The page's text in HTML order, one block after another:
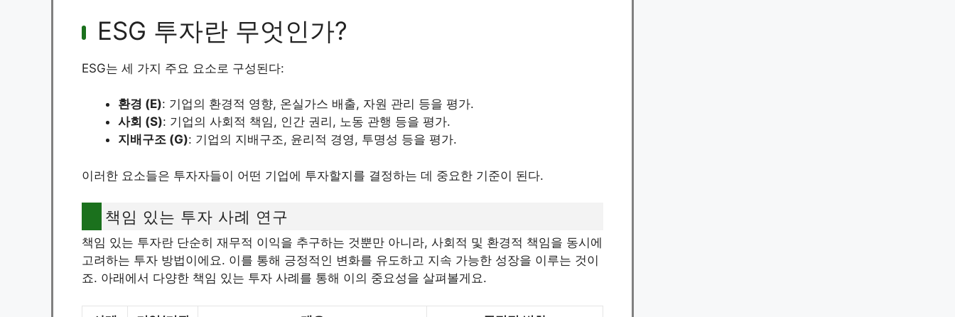
ESG 투자란 무엇인가?
ESG는 세 가지 주요 요소로 구성된다:
환경 (E): 기업의 환경적 영향, 온실가스 배출, 자원 관리 등을 평가.
사회 (S): 기업의 사회적 책임, 인간 권리, 노동 관행 등을 평가.
지배구조 (G): 기업의 지배구조, 윤리적 경영, 투명성 등을 평가.
이러한 요소들은 투자자들이 어떤 기업에 투자할지를 결정하는 데 중요한 기준이 된다.
책임 있는 투자 사례 연구
책임 있는 투자란 단순히 재무적 이익을 추구하는 것뿐만 아니라, 사회적 및 환경적 책임을 동시에
고려하는 투자 방법이에요. 이를 통해 긍정적인 변화를 유도하고 지속 가능한 성장을 이루는 것이
죠. 아래에서 다양한 책임 있는 투자 사례를 통해 이의 중요성을 살펴볼게요.